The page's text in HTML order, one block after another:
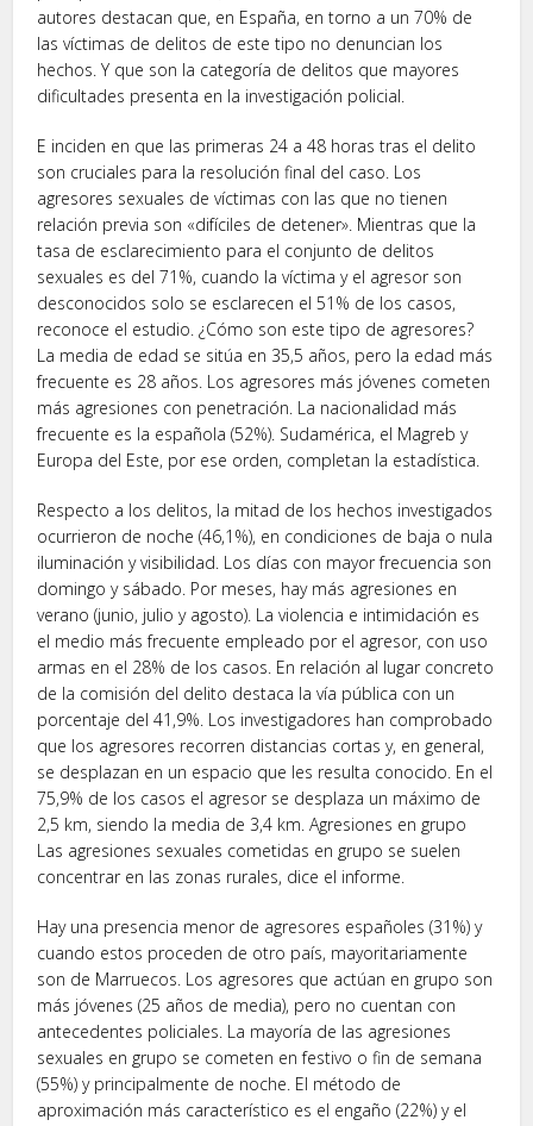
autores destacan que, en España, en torno a un 70% de
las víctimas de delitos de este tipo no denuncian los
hechos. Y que son la categoría de delitos que mayores
dificultades presenta en la investigación policial.
E inciden en que las primeras 24 a 48 horas tras el delito
son cruciales para la resolución final del caso. Los
agresores sexuales de víctimas con las que no tienen
relación previa son «difíciles de detener». Mientras que la
tasa de esclarecimiento para el conjunto de delitos
sexuales es del 71%, cuando la víctima y el agresor son
desconocidos solo se esclarecen el 51% de los casos,
reconoce el estudio. ¿Cómo son este tipo de agresores?
La media de edad se sitúa en 35,5 años, pero la edad más
frecuente es 28 años. Los agresores más jóvenes cometen
más agresiones con penetración. La nacionalidad más
frecuente es la española (52%). Sudamérica, el Magreb y
Europa del Este, por ese orden, completan la estadística.
Respecto a los delitos, la mitad de los hechos investigados
ocurrieron de noche (46,1%), en condiciones de baja o nula
iluminación y visibilidad. Los días con mayor frecuencia son
domingo y sábado. Por meses, hay más agresiones en
verano (junio, julio y agosto). La violencia e intimidación es
el medio más frecuente empleado por el agresor, con uso
armas en el 28% de los casos. En relación al lugar concreto
de la comisión del delito destaca la vía pública con un
porcentaje del 41,9%. Los investigadores han comprobado
que los agresores recorren distancias cortas y, en general,
se desplazan en un espacio que les resulta conocido. En el
75,9% de los casos el agresor se desplaza un máximo de
2,5 km, siendo la media de 3,4 km. Agresiones en grupo
Las agresiones sexuales cometidas en grupo se suelen
concentrar en las zonas rurales, dice el informe.
Hay una presencia menor de agresores españoles (31%) y
cuando estos proceden de otro país, mayoritariamente
son de Marruecos. Los agresores que actúan en grupo son
más jóvenes (25 años de media), pero no cuentan con
antecedentes policiales. La mayoría de las agresiones
sexuales en grupo se cometen en festivo o fin de semana
(55%) y principalmente de noche. El método de
aproximación más característico es el engaño (22%) y el